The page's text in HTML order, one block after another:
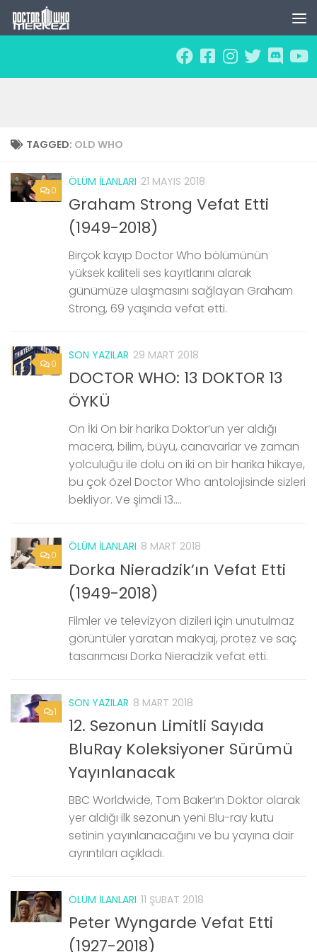
Skip to content
TAGGED: OLD WHO
0
ÖLÜM İLANLARI 21 MAYIS 2018
Graham Strong Vefat Etti
(1949-2018)
Birçok kayıp Doctor Who bölümünün
yüksek kaliteli ses kayıtlarını alarak
günümüze ulaşmasını sağlayan Graham
Strong, 69 yaşında vefat etti.
0
SON YAZILAR 29 MART 2018
DOCTOR WHO: 13 DOKTOR 13
ÖYKÜ
On İki On bir harika Doktor’un yer aldığı
macera, bilim, büyü, canavarlar ve zaman
yolculuğu ile dolu on iki on bir harika hikaye,
bu çok özel Doctor Who antolojisinde sizleri
bekliyor. Ve şimdi 13....
0
ÖLÜM İLANLARI 8 MART 2018
Dorka Nieradzik’ın Vefat Etti
(1949-2018)
Filmler ve televizyon dizileri için unutulmaz
görüntüler yaratan makyaj, protez ve saç
tasarımcısı Dorka Nieradzik vefat etti.
1
SON YAZILAR 8 MART 2018
12. Sezonun Limitli Sayıda
BluRay Koleksiyoner Sürümü
Yayınlanacak
BBC Worldwide, Tom Baker‘ın Doktor olarak
yer aldığı ilk sezonun yeni Blu-ray kutu
setinin yayınlanacağını ve bu yayına dair
ayrıntıları açıkladı.
ÖLÜM İLANLARI 11 ŞUBAT 2018
Peter Wyngarde Vefat Etti
(1927-2018)